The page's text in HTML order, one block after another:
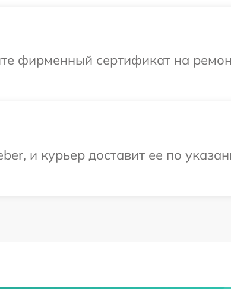
фирменный сертификат на
и курьер доставит ее по